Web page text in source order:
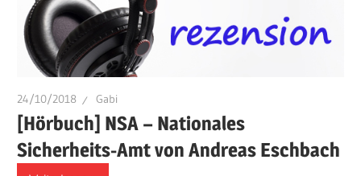
24/10/2018 Gabi
[Hörbuch] NSA – Nationales
Sicherheits-Amt von Andreas Eschbach